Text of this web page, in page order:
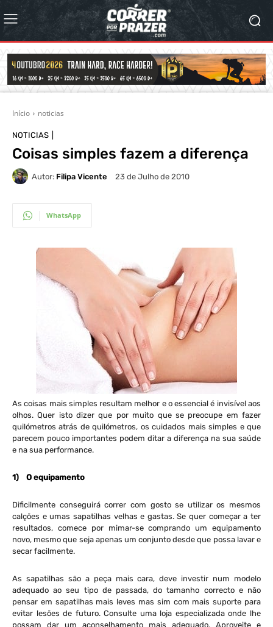
Início noticias
NOTICIAS
Coisas simples fazem a diferença
Autor: Filipa Vicente 23 de Julho de 2010
WhatsApp
As coisas mais simples resultam melhor e o essencial é invisível aos
olhos. Quer isto dizer que por muito que se preocupe em fazer
quilómetros atrás de quilómetros, os cuidados mais simples e que
parecem pouco importantes podem ditar a diferença na sua saúde
e na sua performance.
1) O equipamento
Dificilmente conseguirá correr com gosto se utilizar os mesmos
calções e umas sapatilhas velhas e gastas. Se quer começar a ter
resultados, comece por mimar-se comprando um equipamento
novo, mesmo que seja apenas um conjunto desde que possa lavar e
secar facilmente.
As sapatilhas são a peça mais cara, deve investir num modelo
adequado ao seu tipo de passada, do tamanho correcto e não
pensar em sapatilhas mais leves mas sim com mais suporte para
evitar lesões de futuro. Consulte uma loja especializada onde lhe
possam dar um aconselhamento mais adequado. Aproveite e